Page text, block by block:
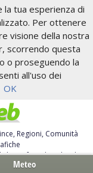
la tua esperienza di
Per ottenere
visione della nostra
scorrendo questa
o proseguendo la
all'uso dei
OK
Regioni, Comunità
leggi, free download
Meteo